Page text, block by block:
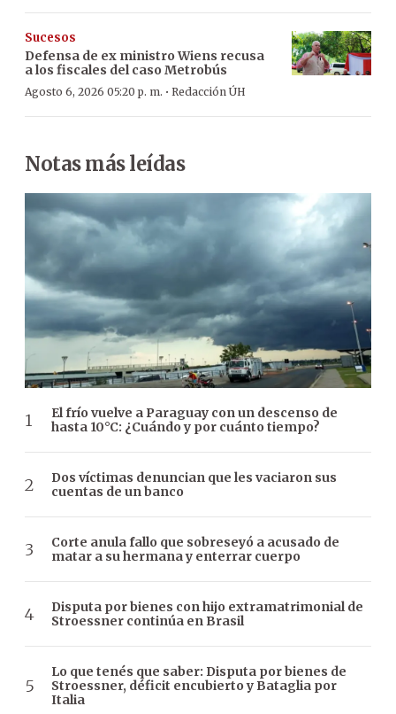
Sucesos
Defensa de ex ministro Wiens recusa
a los fiscales del caso Metrobús
Agosto 6, 2026 05:20 p. m. · Redacción ÚH
Notas más leídas
El frío vuelve a Paraguay con un descenso de
hasta 10°C: ¿Cuándo y por cuánto tiempo?
Dos víctimas denuncian que les vaciaron sus
cuentas de un banco
Corte anula fallo que sobreseyó a acusado de
matar a su hermana y enterrar cuerpo
Disputa por bienes con hijo extramatrimonial de
Stroessner continúa en Brasil
Lo que tenés que saber: Disputa por bienes de
Stroessner, déficit encubierto y Bataglia por
Italia